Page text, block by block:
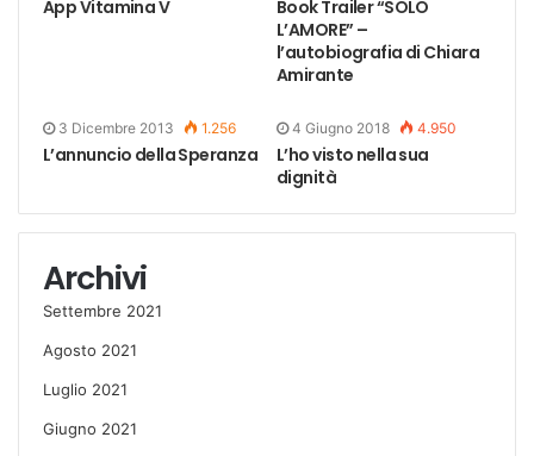
App Vitamina V
Book Trailer “SOLO
L’AMORE” –
l’autobiografia di Chiara
Amirante
3 Dicembre 2013 1.256
L’annuncio della Speranza
4 Giugno 2018 4.950
L’ho visto nella sua
dignità
Archivi
Settembre 2021
Agosto 2021
Luglio 2021
Giugno 2021